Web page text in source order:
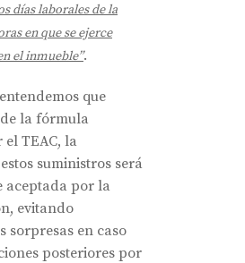
días laborales de la
en que se ejerce
el inmueble”.
que
la fórmula
TEAC, la
suministros será
aceptada por la
evitando
sorpresas en caso
posteriores por